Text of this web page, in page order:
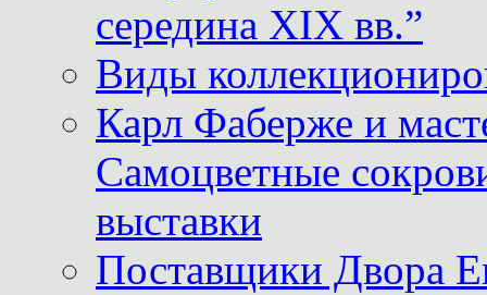
середина XIX вв.”
Виды
Карл Фаберже и
Самоцветные
выставки
Поставщики